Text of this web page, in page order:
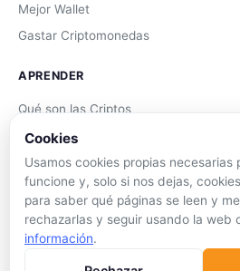
Mejor Wallet
Gastar Criptomonedas
APRENDER
Qué son las Criptos
Cómo Comprar
Staking
DeFi
Trading
Glosario
Cookies
Usamos cookies propias necesarias
funcione y, solo si nos dejas,
para saber qué páginas se leen y
rechazarlas y seguir usando la web
información.